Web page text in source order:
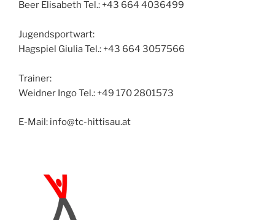
Beer Elisabeth Tel.: +43 664 4036499
Jugendsportwart:
Hagspiel Giulia Tel.: +43 664 3057566
Trainer:
Weidner Ingo Tel.: +49 170 2801573
E-Mail: info@tc-hittisau.at